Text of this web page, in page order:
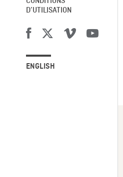
D’UTILISATION
ENGLISH